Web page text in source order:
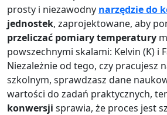
prosty i niezawodny narzędzie do
jednostek, zaprojektowane, aby
przeliczać pomiary temperatury
powszechnymi skalami: Kelvin (K) i
Niezależnie od tego, czy pracujesz
szkolnym, sprawdzasz dane
wartości do zadań praktycznych,
konwersji sprawia, że proces jest